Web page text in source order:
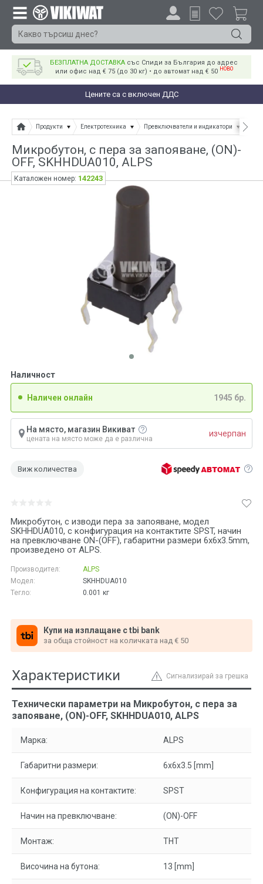
БЕЗПЛАТНА ДОСТАВКА със Спиди за България до адрес
или офис над € 75 (до 30 кг) • до автомат над € 50 НОВО
Цените са с включен ДДС
Продукти Електротехника Превключватели и индикатори
Микробутон, с пера за запояване, (ON)-
OFF, SKHHDUA010, ALPS
Микробутон, с изводи пера за запояване, модел
SKHHDUA010, с конфигурация на контактите SPST, начин
на превключване ON-(OFF), габаритни размери 6x6x3.5mm,
произведено от ALPS.
Производител:
ALPS
Модел:
SKHHDUA010
Тегло:
0.001 кг
Купи на изплащане с tbi bank
за обща стойност на количката над € 50
Наличност
Наличен онлайн 1945 бр.
На място, магазин Викиват
цената на място може да е различна
изчерпан
Виж количества
Каталожен номер: 142243
Сигнализирай за грешка
Характеристики
Технически параметри на Микробутон, с пера за
запояване, (ON)-OFF, SKHHDUA010, ALPS
Марка: ALPS
Габаритни размери: 6x6x3.5 [mm]
Конфигурация на контактите: SPST
Начин на превключване: (ON)-OFF
Монтаж: THT
Височина на бутона: 13 [mm]